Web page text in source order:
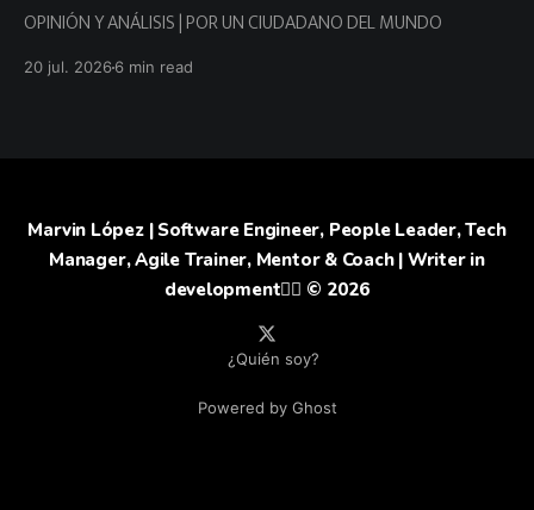
OPINIÓN Y ANÁLISIS | POR UN CIUDADANO DEL MUNDO
20 jul. 20266 min read
Marvin López | Software Engineer, People Leader, Tech
Manager, Agile Trainer, Mentor & Coach | Writer in
development✍🏻 © 2026
¿Quién soy?
Powered by Ghost